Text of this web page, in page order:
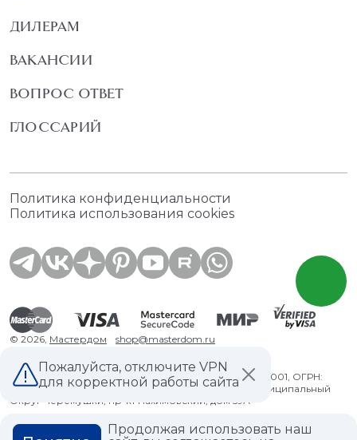
ДИЛЕРАМ
ВАКАНСИИ
ВОПРОС ОТВЕТ
ГЛОССАРИЙ
Политика конфиденциальности
Политика использования cookies
© 2026, Мастердом shop@masterdom.ru
ООО "АРТДЕКОРИУМ", ИНН: 9728136130, КПП: 772801001, ОГРН:
1247700460260, 117335, Город Москва, вн.тер. г. Муниципальный
Округ Черемушки, пр-кт Нахимовский, дом 59А
Пожалуйста, отключите VPN
для корректной работы сайта
Продолжая использовать наш